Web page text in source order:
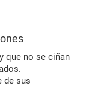
que no se ciñan
de sus